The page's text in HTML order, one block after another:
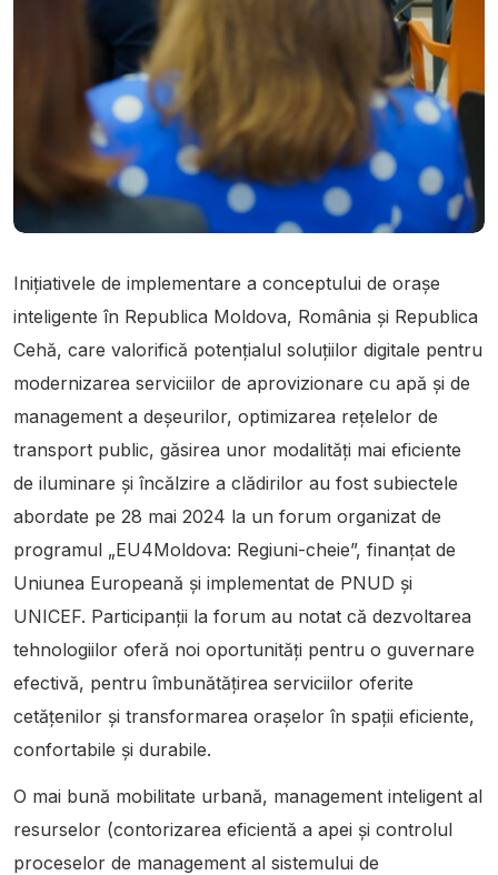
Inițiativele de implementare a conceptului de orașe
inteligente în Republica Moldova, România și Republica
Cehă, care valorifică potențialul soluțiilor digitale pentru
modernizarea serviciilor de aprovizionare cu apă și de
management a deșeurilor, optimizarea rețelelor de
transport public, găsirea unor modalități mai eficiente
de iluminare și încălzire a clădirilor au fost subiectele
abordate pe 28 mai 2024 la un forum organizat de
programul „EU4Moldova: Regiuni-cheie”, finanțat de
Uniunea Europeană și implementat de PNUD și
UNICEF. Participanții la forum au notat că dezvoltarea
tehnologiilor oferă noi oportunități pentru o guvernare
efectivă, pentru îmbunătățirea serviciilor oferite
cetățenilor și transformarea orașelor în spații eficiente,
confortabile și durabile.
O mai bună mobilitate urbană, management inteligent al
resurselor (contorizarea eficientă a apei și controlul
proceselor de management al sistemului de